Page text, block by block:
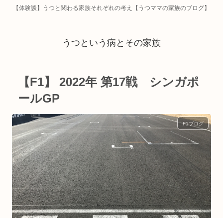
【体験談】うつと関わる家族それぞれの考え【うつママの家族のブログ】
うつという病とその家族
【F1】 2022年 第17戦 シンガポ
ールGP
F1ブログ